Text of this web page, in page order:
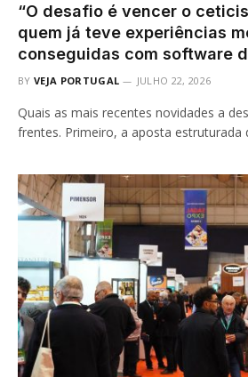
“O desafio é vencer o
quem já teve experiências
conseguidas com software
BY VEJA PORTUGAL JULHO 22, 2026
Quais as mais recentes novidades a
frentes. Primeiro, a aposta estruturada